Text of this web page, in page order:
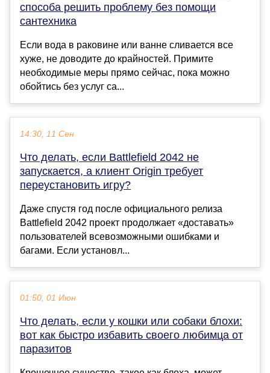
способа решить проблему без помощи
сантехника
Если вода в раковине или ванне сливается все
хуже, не доводите до крайностей. Примите
необходимые меры прямо сейчас, пока можно
обойтись без услуг са...
14:30, 11 Сен
Что делать, если Battlefield 2042 не
запускается, а клиент Origin требует
переустановить игру?
Даже спустя год после официального релиза
Battlefield 2042 проект продолжает «доставать»
пользователей всевозможными ошибками и
багами. Если установл...
01:50, 01 Июн
Что делать, если у кошки или собаки блохи:
вот как быстро избавить своего любимца от
паразитов